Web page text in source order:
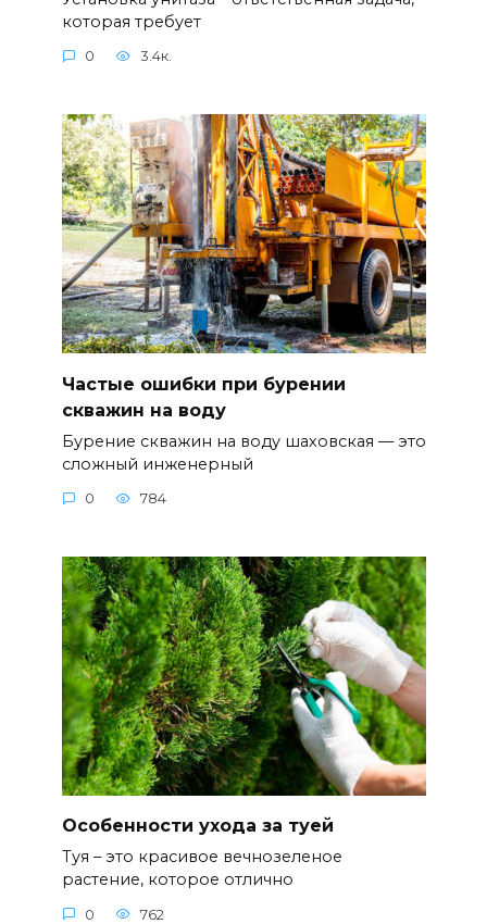
которая требует
0 3.4к.
Частые ошибки при бурении
скважин на воду
Бурение скважин на воду шаховская — это
сложный инженерный
0 784
Особенности ухода за туей
Туя – это красивое вечнозеленое
растение, которое отлично
0 762